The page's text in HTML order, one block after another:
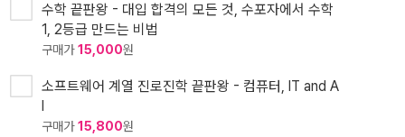
수학 끝판왕 - 대입 합격의 모든 것, 수포자에서 수학
1, 2등급 만드는 비법
구매가15,000원
소프트웨어 계열 진로진학 끝판왕 - 컴퓨터, IT and A
구매가15,800원